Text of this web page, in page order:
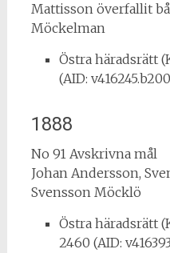
Mattisson överfallit
Möckelman
Östra häradsrätt
(AID:
1888
No 91 Avskrivna mål
Johan Andersson,
Svensson Möcklö
Östra häradsrätt
2460 (AID: